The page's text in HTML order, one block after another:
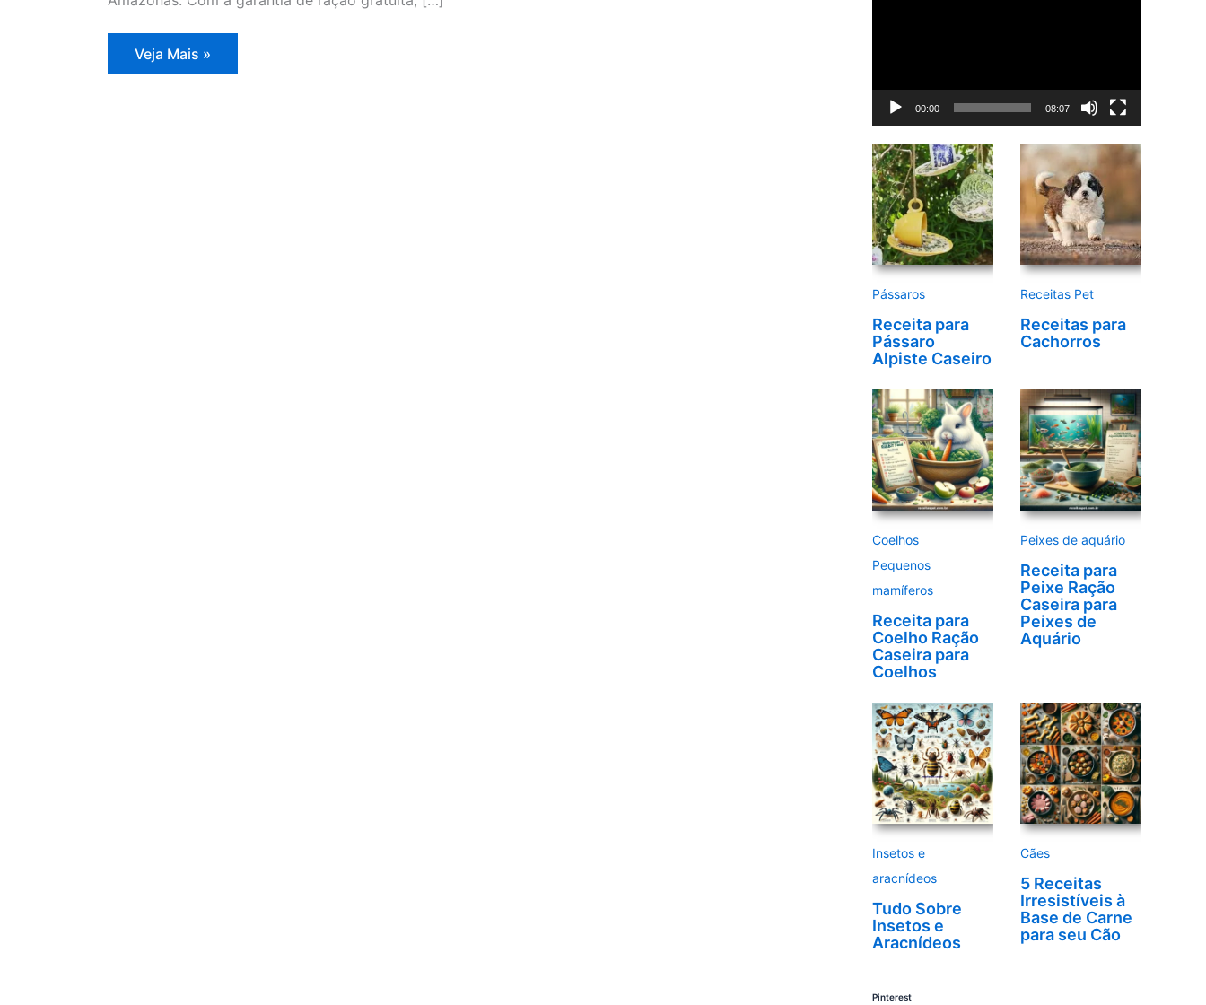
Manaus
amplia
Veja Mais »
d
e
v
í
d
e
00:00 08:07
Pássaros
Receita para
Pássaro
Alpiste Caseiro
Receitas Pet
Receitas para
Cachorros
Coelhos
Pequenos
mamíferos
Receita para
Coelho Ração
Caseira para
Coelhos
Peixes de aquário
Receita para
Peixe Ração
Caseira para
Peixes de
Aquário
Insetos e
aracnídeos
Tudo Sobre
Insetos e
Aracnídeos
Cães
5 Receitas
Irresistíveis à
Base de Carne
para seu Cão
Pinterest